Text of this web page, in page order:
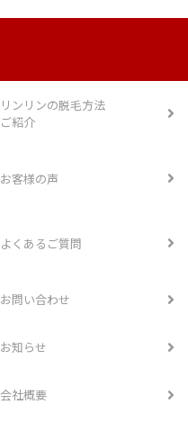
リンリンの脱毛方法
ご紹介
お客様の声
よくあるご質問
お問い合わせ
お知らせ
会社概要